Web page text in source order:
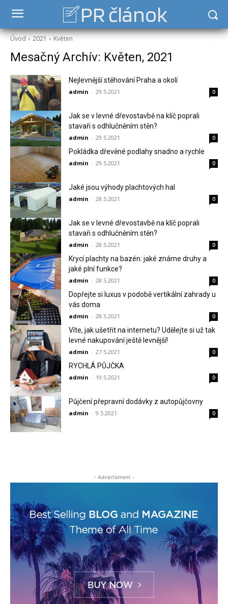
PR článok
Úvod 2021 Květen
Mesačný Archív: Květen, 2021
Nejlevnější stěhování Praha a okolí
admin - 29.5.2021 0
Jak se v levné dřevostavbě na klíč poprali
stavaři s odhlučněním stěn?
admin - 29.5.2021 0
Pokládka dřevěné podlahy snadno a rychle
admin - 29.5.2021 0
Jaké jsou výhody plachtových hal
admin - 28.5.2021 0
Jak se v levné dřevostavbě na klíč poprali
stavaři s odhlučněním stěn?
admin - 28.5.2021 0
Krycí plachty na bazén: jaké známe druhy a
jaké plní funkce?
admin - 28.5.2021 0
Dopřejte si luxus v podobě vertikální zahrady u
vás doma
admin - 28.5.2021 0
Víte, jak ušetřit na internetu? Udělejte si už tak
levné nakupování ještě levnější!
admin - 27.5.2021 0
RYCHLÁ PŮJČKA
admin - 19.5.2021 0
Půjčení přepravní dodávky z autopůjčovny
admin - 9.5.2021 0
- Advertisment -